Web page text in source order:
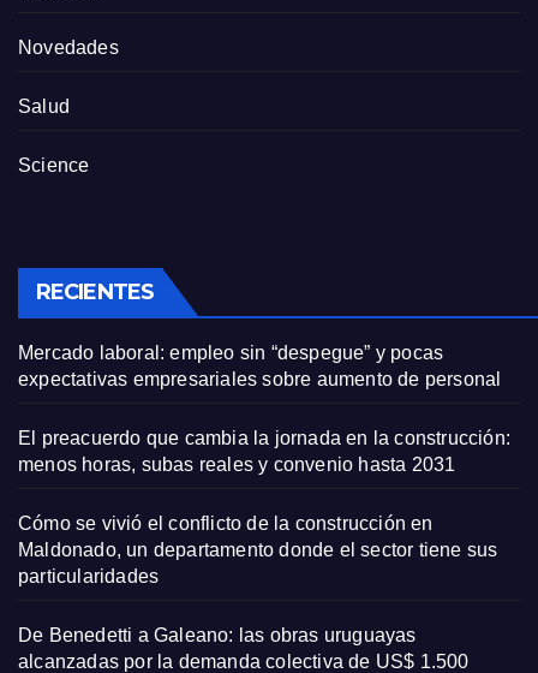
Novedades
Salud
Science
RECIENTES
Mercado laboral: empleo sin “despegue” y pocas
expectativas empresariales sobre aumento de personal
El preacuerdo que cambia la jornada en la construcción:
menos horas, subas reales y convenio hasta 2031
Cómo se vivió el conflicto de la construcción en
Maldonado, un departamento donde el sector tiene sus
particularidades
De Benedetti a Galeano: las obras uruguayas
alcanzadas por la demanda colectiva de US$ 1.500